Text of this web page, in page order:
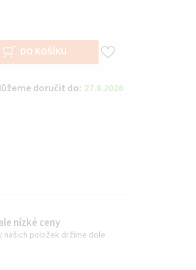
DO KOŠÍKU
doručit do: 27.8.2026
nízké ceny
našich položek držíme dole